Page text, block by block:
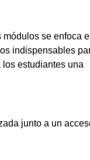
se enfoca
indispensables
estudiantes una
junto a un